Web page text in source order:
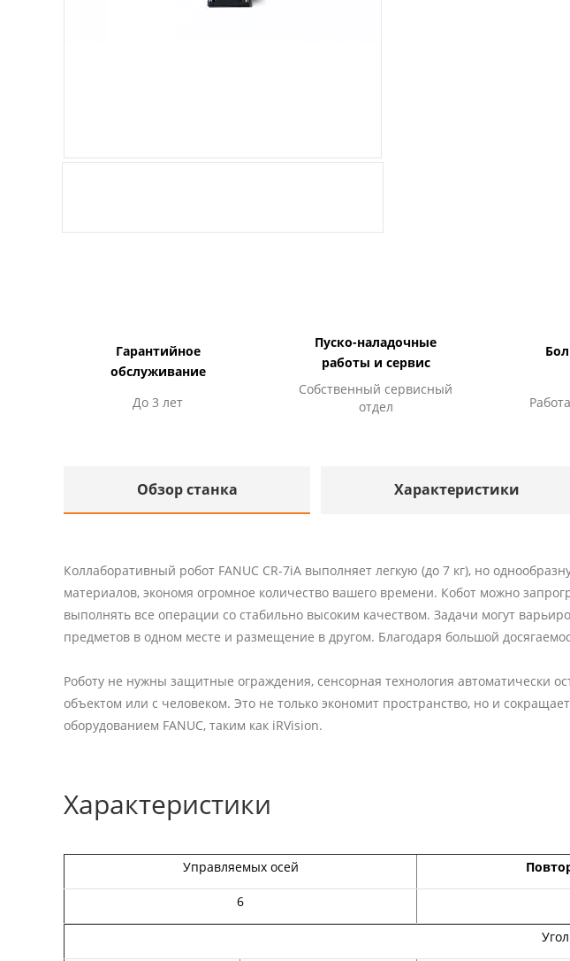
Гарантийное
обслуживание
До 3 лет
Пуско-наладочные
работы и сервис
Собственный сервисный
отдел
Обзор станка Характеристики
Коллаборативный робот FANUC CR-7iA выполняет легкую (до 7 кг), но
материалов, экономя огромное количество вашего времени. Кобот можно
выполнять все операции со стабильно высоким качеством. Задачи могут
предметов в одном месте и размещение в другом. Благодаря большой
Роботу не нужны защитные ограждения, сенсорная технология автоматически
объектом или с человеком. Это не только экономит пространство, но и
оборудованием FANUC, таким как iRVision.
Характеристики
Управляемых осей
6